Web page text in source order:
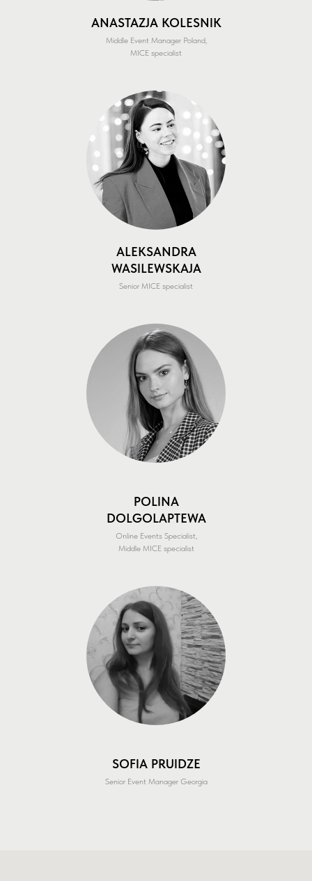
ANASTAZJA KOLESNIK
Middle Event Manager Poland,
MICE specialist
ALEKSANDRA
WASILEWSKAJA
Senior MICE specialist
POLINA
DOLGOLAPTEWA
Online Events Specialist,
Middle MICE specialist
SOFIA PRUIDZE
Senior Event Manager Georgia